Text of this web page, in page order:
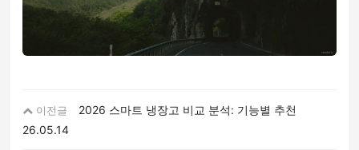
이전글
2026 스마트 냉장고 비교 분석: 기능별 추천
26.05.14